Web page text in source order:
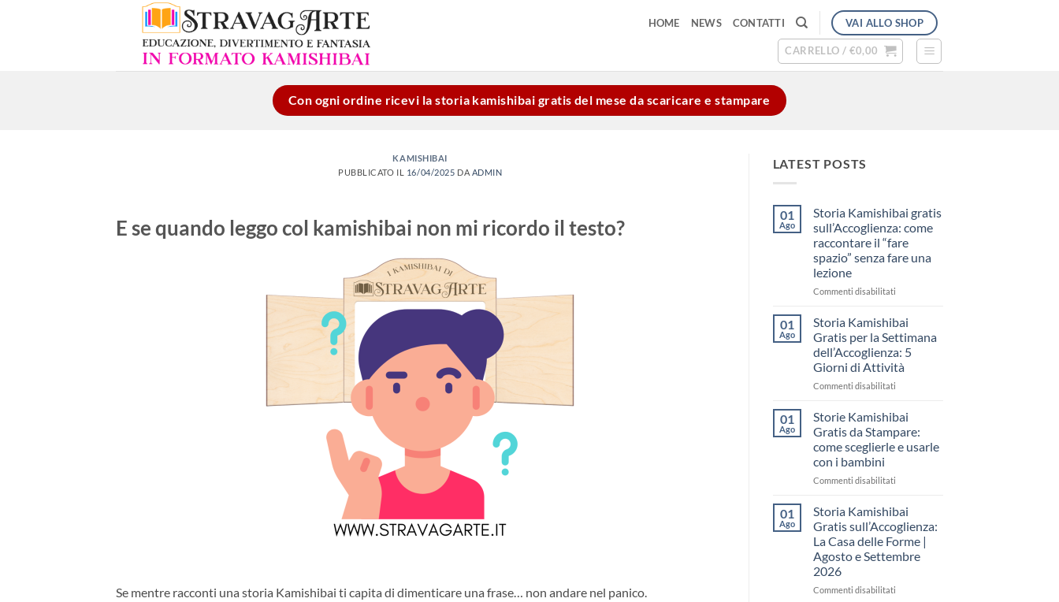
HOME NEWS CONTATTI VAI ALLO SHOP
CARRELLO / €0,00
Con ogni ordine ricevi la storia kamishibai gratis del mese da scaricare e stampare
KAMISHIBAI
PUBBLICATO IL 16/04/2025 DA ADMIN
E se quando leggo col kamishibai non mi ricordo il testo?
Se mentre racconti una storia Kamishibai ti capita di dimenticare una frase… non andare nel panico.
LATEST POSTS
01
Ago
Storia Kamishibai gratis
sull’Accoglienza: come
raccontare il “fare
spazio” senza fare una
lezione
Commenti disabilitatisu
Kamishibai
gratis
sull’Accoglienza:
come
raccontare
il
senza
fare
una
01
Ago
Storia Kamishibai
Gratis per la Settimana
dell’Accoglienza: 5
Giorni di Attività
Commenti disabilitatisu
Kamishibai
Gratis
per
la
dell’Accoglienza:
di
Attività
01
Ago
Storie Kamishibai
Gratis da Stampare:
come sceglierle e usarle
con i bambini
Commenti disabilitatisu
Kamishibai
Gratis
da
Stampare:
come
e
01
Ago
Storia Kamishibai
Gratis sull’Accoglienza:
La Casa delle Forme |
Agosto e Settembre
2026
Commenti disabilitatisu